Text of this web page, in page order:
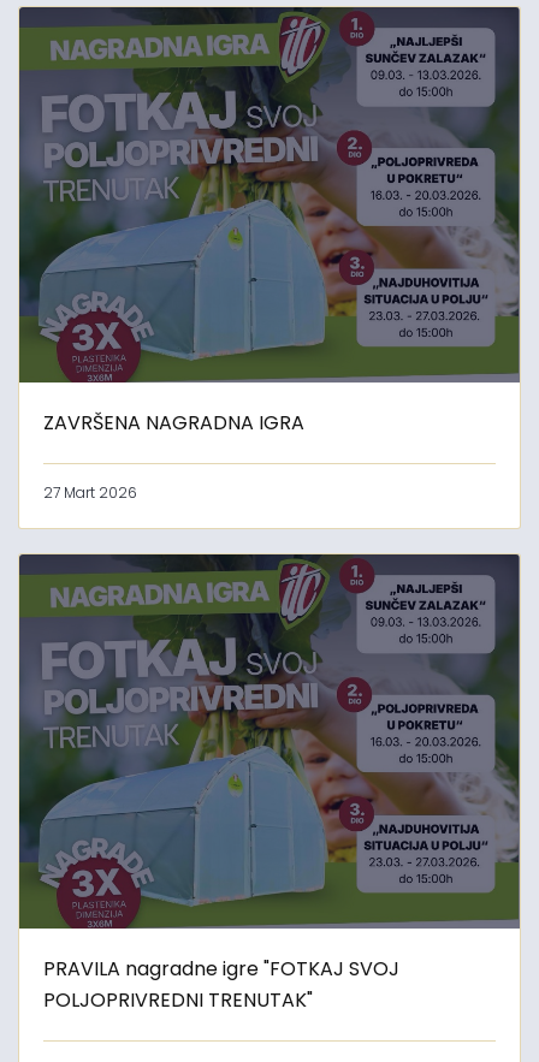
ZAVRŠENA NAGRADNA IGRA
27 Mart 2026
PRAVILA nagradne igre "FOTKAJ SVOJ
POLJOPRIVREDNI TRENUTAK"